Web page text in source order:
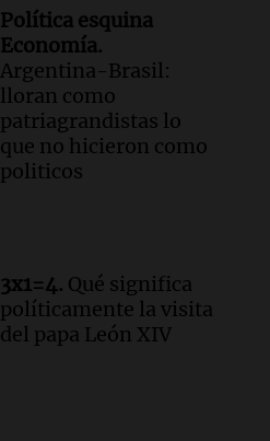
Política esquina
Economía.
Argentina-Brasil:
lloran como
patriagrandistas lo
que no hicieron como
politicos
3x1=4. Qué significa
políticamente la visita
del papa León XIV